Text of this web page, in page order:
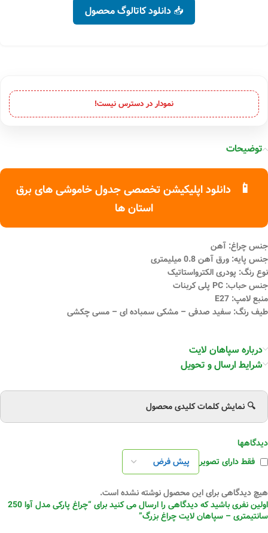
📥 دانلود کاتالوگ محصول
نمودار در دسترس نیست!
توضیحات
📱
دانلود اپلیکیشن تخصصی جدول خاموشی های برق
استان ها
جنس چراغ: آهن
جنس پایه: ورق آهن 0.8 میلیمتری
نوع رنگ: پودری الکترواستاتیک
جنس حباب: PC پلی کربنات
منبع لامپ: E27
طیف رنگ: سفید صدفی – مشکی سمباده ای – مسی چکشی
درباره سپاهان لایت
شرایط ارسال و تحویل
🔍 نمایش کلمات کلیدی محصول
دیدگاهها
فقط دارای تصویر
هیچ دیدگاهی برای این محصول نوشته نشده است.
اولین نفری باشید که دیدگاهی را ارسال می کنید برای “چراغ پارکی مدل آوا 250
سانتیمتری – سپاهان لایت چراغ بزرگ”